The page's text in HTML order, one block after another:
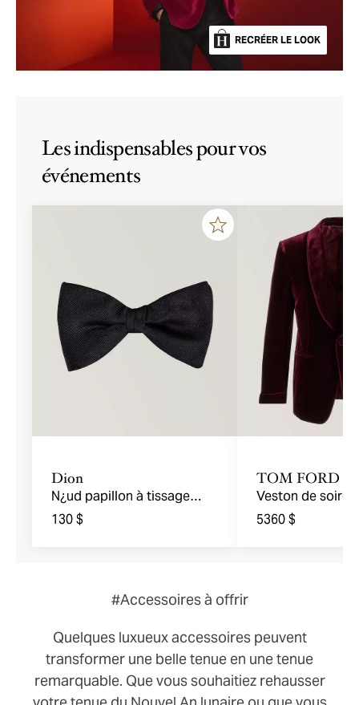
RECRÉER LE LOOK
Les indispensables pour vos
événements
Dion
N¿ud papillon à tissage
gros-grain
130 $
TOM FORD
Veston de
velours
5360 $
#Accessoires à offrir
Quelques luxueux accessoires peuvent
transformer une belle tenue en une tenue
remarquable. Que vous souhaitiez rehausser